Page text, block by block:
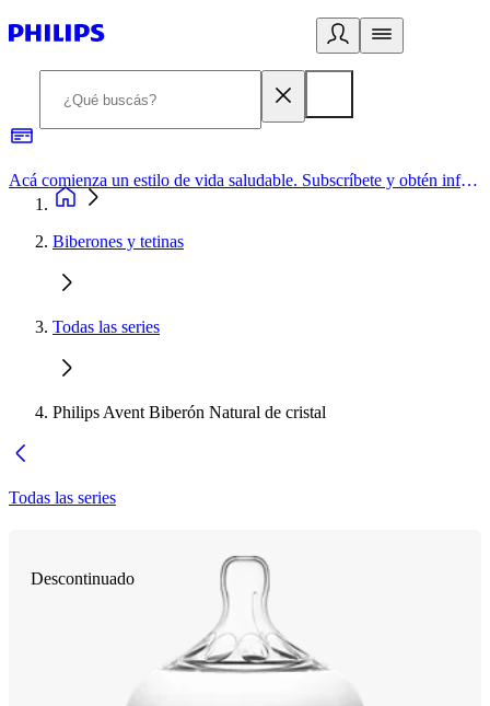
Acá comienza un estilo de vida saludable. Subscríbete y obtén información de primera mano
Biberones y tetinas
Todas las series
Philips Avent Biberón Natural de cristal
Todas las series
Descontinuado